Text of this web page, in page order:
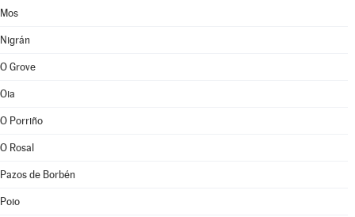
Mos
Nigrán
O Grove
Oia
O Porriño
O Rosal
Pazos de Borbén
Poio